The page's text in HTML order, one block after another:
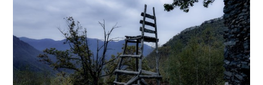
F-Rated FAQ Kontakt Maillist
Warenkorb
Kaufen Aktivieren
216.73.216.21